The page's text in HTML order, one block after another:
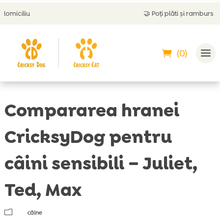
Poți plăti și ramburs
(0)
Compararea hranei
CricksyDog pentru
câini sensibili – Juliet,
Ted, Max
m
câine